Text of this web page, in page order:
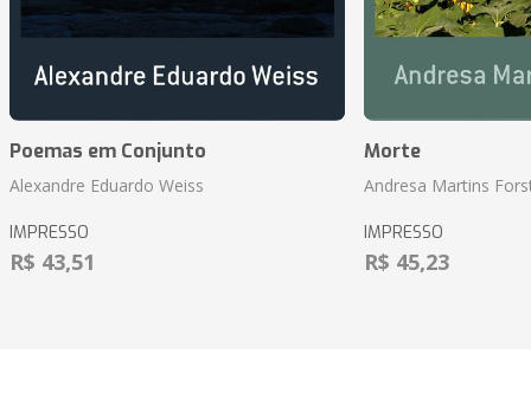
Poemas em Conjunto
Alexandre Eduardo Weiss
IMPRESSO
R$ 43,51
Morte
Andresa Martins
IMPRESSO
R$ 45,23